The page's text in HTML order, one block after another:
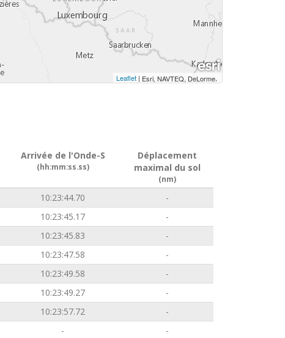
Leaflet | Esri, NAVTEQ, DeLorme,
Arrivée de l'Onde-S
(hh:mm:ss.ss)
Déplacement
maximal du sol
(nm)
10:23:44.70
-
10:23:45.17
-
10:23:45.83
-
10:23:47.58
-
10:23:49.58
-
10:23:49.27
-
10:23:57.72
-
-
-